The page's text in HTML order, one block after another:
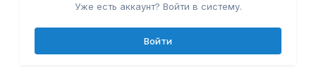
Уже есть аккаунт? Войти в систему.
Войти